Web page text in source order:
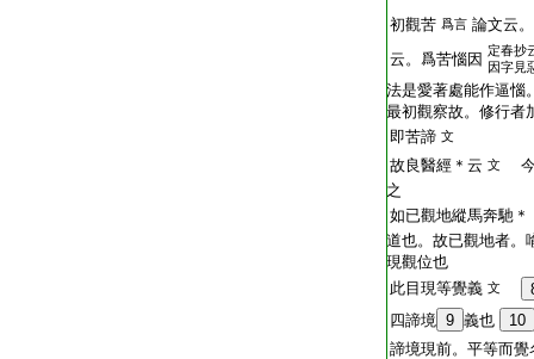
初觀苦 爲言 論文云
云。爲苦惱因 定春抄
因字
法是愛著處能作逼惱
最初觀察故。修行者
即苦諦 文
故良醫經＊云 文
今
之
如已觀地縱馬奔馳＊
道也。故已觀地者。
現觀位也
此目現等覺義 文
四諦境 9 義也
10
諦境現前。平等而覺